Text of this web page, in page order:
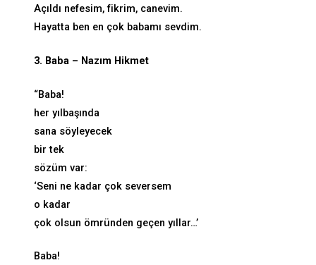
Açıldı nefesim, fikrim, canevim.
Hayatta ben en çok babamı sevdim.
3. Baba – Nazım Hikmet
“Baba!
her yılbaşında
sana söyleyecek
bir tek
sözüm var:
‘Seni ne kadar çok seversem
o kadar
çok olsun ömründen geçen yıllar…’
Baba!